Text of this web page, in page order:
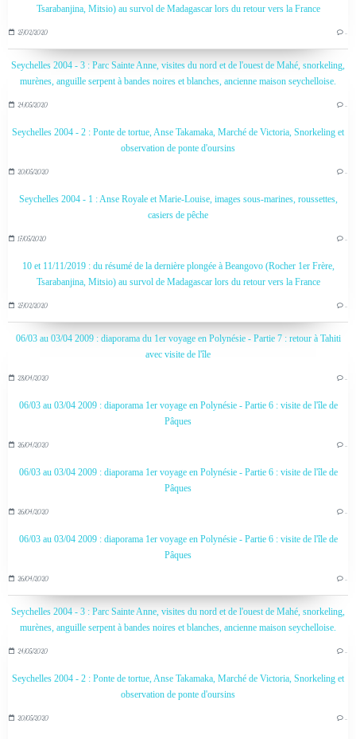
Tsarabanjina, Mitsio) au survol de Madagascar lors du retour vers la France
27/02/2020 …
Seychelles 2004 - 3 : Parc Sainte Anne, visites du nord et de l'ouest de Mahé, snorkeling,
murènes, anguille serpent à bandes noires et blanches, ancienne maison seychelloise.
24/05/2020 …
Seychelles 2004 - 2 : Ponte de tortue, Anse Takamaka, Marché de Victoria, Snorkeling et
observation de ponte d'oursins
20/05/2020 …
Seychelles 2004 - 1 : Anse Royale et Marie-Louise, images sous-marines, roussettes,
casiers de pêche
17/05/2020 …
10 et 11/11/2019 : du résumé de la dernière plongée à Beangovo (Rocher 1er Frère,
Tsarabanjina, Mitsio) au survol de Madagascar lors du retour vers la France
27/02/2020 …
06/03 au 03/04 2009 : diaporama du 1er voyage en Polynésie - Partie 7 : retour à Tahiti
avec visite de l'île
28/04/2020 …
06/03 au 03/04 2009 : diaporama 1er voyage en Polynésie - Partie 6 : visite de l'île de
Pâques
26/04/2020 …
06/03 au 03/04 2009 : diaporama 1er voyage en Polynésie - Partie 6 : visite de l'île de
Pâques
26/04/2020 …
06/03 au 03/04 2009 : diaporama 1er voyage en Polynésie - Partie 6 : visite de l'île de
Pâques
26/04/2020 …
Seychelles 2004 - 3 : Parc Sainte Anne, visites du nord et de l'ouest de Mahé, snorkeling,
murènes, anguille serpent à bandes noires et blanches, ancienne maison seychelloise.
24/05/2020 …
Seychelles 2004 - 2 : Ponte de tortue, Anse Takamaka, Marché de Victoria, Snorkeling et
observation de ponte d'oursins
20/05/2020 …